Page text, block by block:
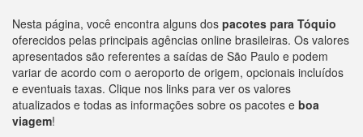
Nesta página, você encontra alguns dos pacotes para Tóquio
oferecidos pelas principais agências online brasileiras. Os valores
apresentados são referentes a saídas de São Paulo e podem
variar de acordo com o aeroporto de origem, opcionais incluídos
e eventuais taxas. Clique nos links para ver os valores
atualizados e todas as informações sobre os pacotes e boa
viagem!